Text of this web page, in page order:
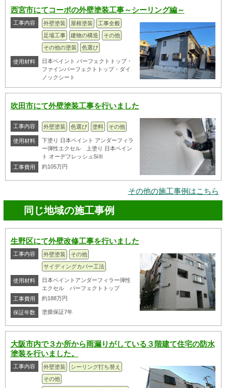
西宮市にてコーポの外壁塗装工事～シーリング編～
工事内容 外壁塗装 屋根塗装
工事全般
足場工事
建物の構造
その他
その他の塗装
色選び
使用材料
日本ペイント パーフェクトトップ・
ファインパーフェクトトップ・ダイ
ノックシート
吹田市にて外壁塗装工事を行いました
工事内容 外壁塗装 色選び 塗料 その他
使用材料
下塗り 日本ペイント アンダーフィラ
ー弾性エクセル 上塗り 日本ペイン
ト オーデフレッシュSiⅢ
工事費用
約105万円
その他の施工事例はこちら
同じ地域の施工事例
生野区にて外壁改修工事を行いました
工事内容 外壁塗装
その他
サイディングカバー工法
使用材料
日本ペイントアンダーフィラー弾性
エクセル パーフェクトトップ
工事費用
約188万円
保証年数 塗膜保証7年
大阪市内で３か所から雨漏りがしている３階建て住宅の防水
塗装を行いました。
工事内容 外壁塗装
シーリング打ち替え
その他